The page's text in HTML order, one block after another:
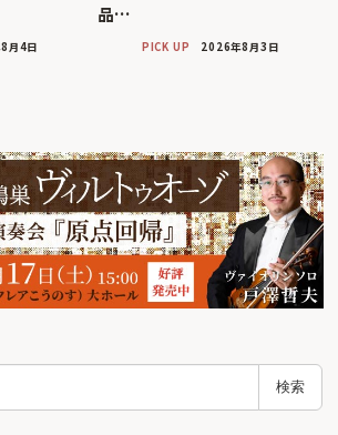
月4日
品…
PICK UP 2026年8月3日
検索